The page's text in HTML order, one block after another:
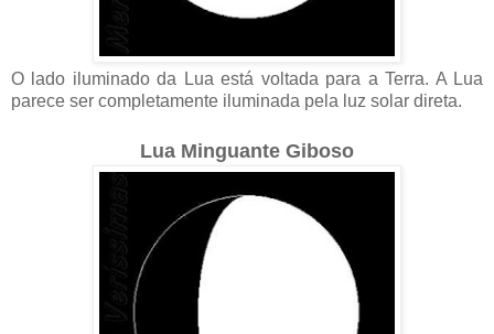
O lado iluminado da Lua está voltada para a Terra. A Lua
parece ser completamente iluminada pela luz solar direta.
Lua Minguante Giboso